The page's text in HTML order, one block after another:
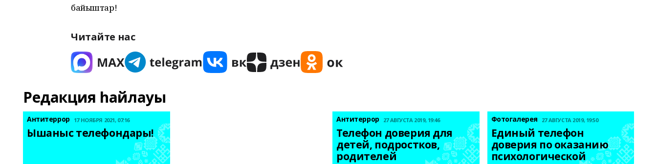
байыштар!
Читайте нас
Редакция һайлауы
Антитеррор 17 НОЯБРЯ 2021, 07:16
Ышаныс телефондары!
Антитеррор 27 АВГУСТА 2019, 19:46
Телефон доверия для
детей, подростков,
родителей
Фотогалерея 27 АВГУСТА 2019, 19:50
Единый телефон
доверия по оказанию
психологической